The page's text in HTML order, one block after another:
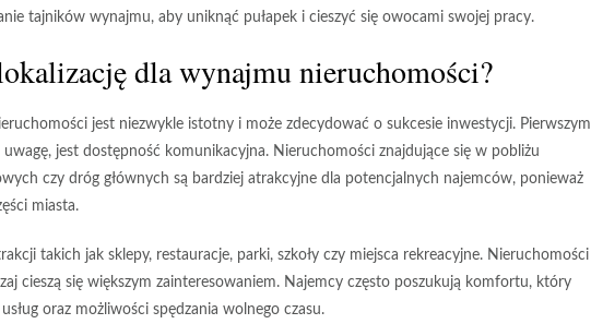
tajników wynajmu, aby uniknąć pułapek i cieszyć się owocami swojej pracy.
dla wynajmu nieruchomości?
jest niezwykle istotny i może zdecydować o sukcesie inwestycji. Pierwszym
jest dostępność komunikacyjna. Nieruchomości znajdujące się w pobliżu
czy dróg głównych są bardziej atrakcyjne dla potencjalnych najemców, ponieważ
miasta.
takich jak sklepy, restauracje, parki, szkoły czy miejsca rekreacyjne. Nieruchomości
cieszą się większym zainteresowaniem. Najemcy często poszukują komfortu, który
oraz możliwości spędzania wolnego czasu.